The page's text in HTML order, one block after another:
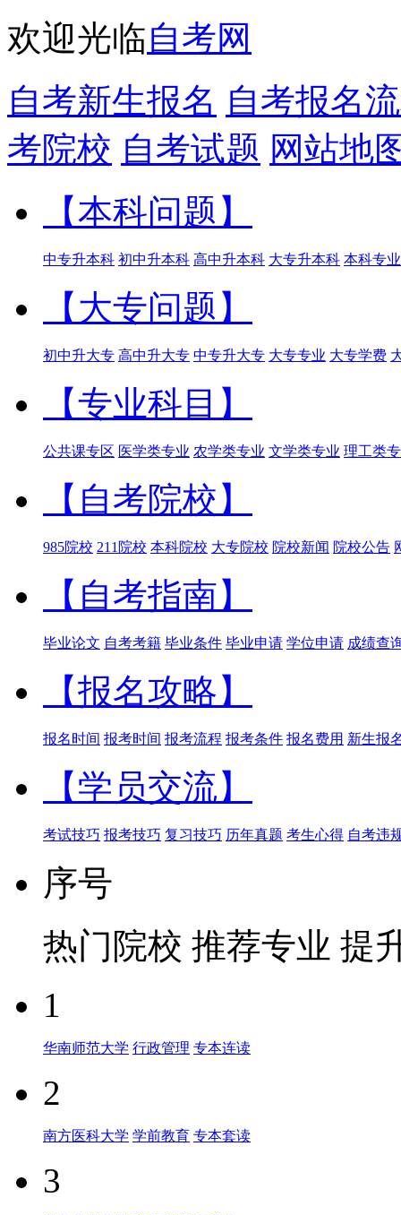
欢迎光临自考网
自考新生报名 自考报名
考院校 自考试题 网站地
【本科问题】
中专升本科 初中升本科 高中升本科 大专升本科 本科专业
【大专问题】
初中升大专 高中升大专 中专升大专 大专专业 大专学费
【专业科目】
公共课专区 医学类专业 农学类专业 文学类专业 理工类
【自考院校】
985院校 211院校 本科院校 大专院校 院校新闻 院校公告
【自考指南】
毕业论文 自考考籍 毕业条件 毕业申请 学位申请 成绩查
【报名攻略】
报名时间 报考时间 报考流程 报考条件 报名费用 新生报
【学员交流】
考试技巧 报考技巧 复习技巧 历年真题 考生心得 自考违
序号
热门院校 推荐专业 提
1
华南师范大学 行政管理 专本连读
2
南方医科大学 学前教育 专本套读
3